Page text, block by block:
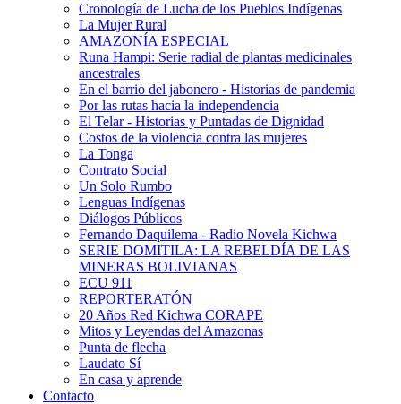
Cronología de Lucha de los Pueblos Indígenas
La Mujer Rural
AMAZONÍA ESPECIAL
Runa Hampi: Serie radial de plantas medicinales
ancestrales
En el barrio del jabonero - Historias de pandemia
Por las rutas hacia la independencia
El Telar - Historias y Puntadas de Dignidad
Costos de la violencia contra las mujeres
La Tonga
Contrato Social
Un Solo Rumbo
Lenguas Indígenas
Diálogos Públicos
Fernando Daquilema - Radio Novela Kichwa
SERIE DOMITILA: LA REBELDÍA DE LAS
MINERAS BOLIVIANAS
ECU 911
REPORTERATÓN
20 Años Red Kichwa CORAPE
Mitos y Leyendas del Amazonas
Punta de flecha
Laudato Sí
En casa y aprende
Contacto